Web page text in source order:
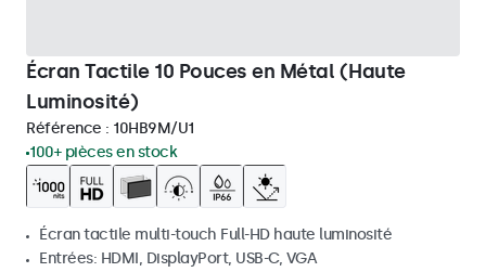
Écran Tactile 10 Pouces en Métal (Haute
Luminosité)
Référence : 10HB9M/U1
100+ pièces en stock
Écran tactile multi-touch Full-HD haute luminosité
Entrées: HDMI, DisplayPort, USB-C, VGA